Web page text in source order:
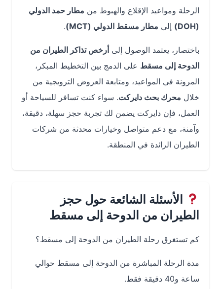
الرحلة ومواعيد الإقلاع والهبوط منمطار حمد الدولي
إلىمطار مسقط الدولي (MCT) .
باختصار، يعتمد الوصول إلى أرخص تذاكر الطيران من
الدوحة إلى مسقطعلى الدمج بين التخطيط المبكر،
المرونة في المواعيد، ومتابعة العروض الترويجية من
محرك بحث دايركت. سواء كنت تسافر للسياحة أو
العمل، فإن دايركت يضمن لك تجربة حجز سهلة، دقيقة،
وآمنة، مع دعم متواصل وخيارات محدثة من شركات
الطيران الرائدة في المنطقة.
الأسئلة الشائعة حول حجز
الطيران من الدوحة إلى مسقط
كم تستغرق رحلة الطيران من الدوحة إلى مسقط؟
مدة الرحلة المباشرة من الدوحة إلى مسقط حوالي
ساعة و40 دقيقة فقط.